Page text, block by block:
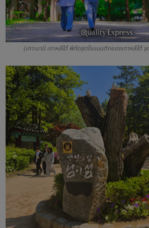
(เกาะนามิ เกาหลีใต้ พิกัดสุดโรแมนติกของเกาหลีใต้